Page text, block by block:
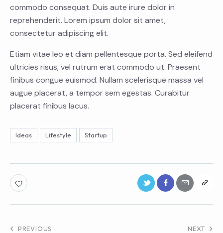
commodo consequat. Duis aute irure dolor in
reprehenderit. Lorem ipsum dolor sit amet,
consectetur adipiscing elit.
Etiam vitae leo et diam pellentesque porta. Sed eleifend
ultricies risus, vel rutrum erat commodo ut. Praesent
finibus congue euismod. Nullam scelerisque massa vel
augue placerat, a tempor sem egestas. Curabitur
placerat finibus lacus.
Ideas Lifestyle Startup
PREVIOUS NEXT